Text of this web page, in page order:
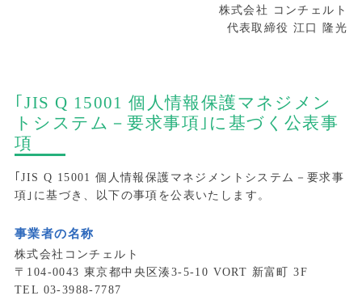
株式会社 コンチェルト
代表取締役 江口 隆光
｢JIS Q 15001 個人情報保護マネジメン
トシステム－要求事項｣に基づく公表事
項
｢JIS Q 15001 個人情報保護マネジメントシステム－要求事
項｣に基づき、以下の事項を公表いたします。
事業者の名称
株式会社コンチェルト
〒104-0043 東京都中央区湊3-5-10 VORT 新富町 3F
TEL 03-3988-7787